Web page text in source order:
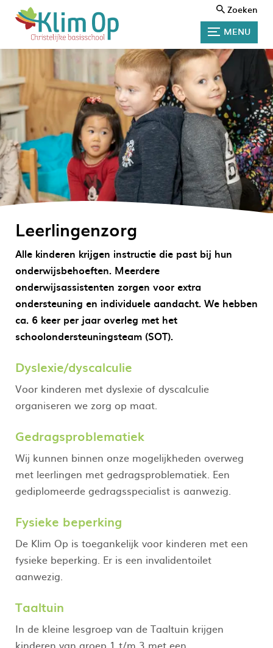
Zoeken
MENU
Leerlingenzorg
Alle kinderen krijgen instructie die past bij hun
onderwijsbehoeften. Meerdere
onderwijsassistenten zorgen voor extra
ondersteuning en individuele aandacht. We hebben
ca. 6 keer per jaar overleg met het
schoolondersteuningsteam (SOT).
Dyslexie/dyscalculie
Voor kinderen met dyslexie of dyscalculie
organiseren we zorg op maat.
Gedragsproblematiek
Wij kunnen binnen onze mogelijkheden overweg
met leerlingen met gedragsproblematiek. Een
gediplomeerde gedragsspecialist is aanwezig.
Fysieke beperking
De Klim Op is toegankelijk voor kinderen met een
fysieke beperking. Er is een invalidentoilet
aanwezig.
Taaltuin
In de kleine lesgroep van de Taaltuin krijgen
kinderen van groep 1 t/m 3 met een